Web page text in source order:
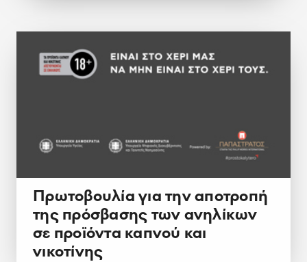
Πρωτοβουλία για την αποτροπή
της πρόσβασης των ανηλίκων
σε προϊόντα καπνού και
νικοτίνης